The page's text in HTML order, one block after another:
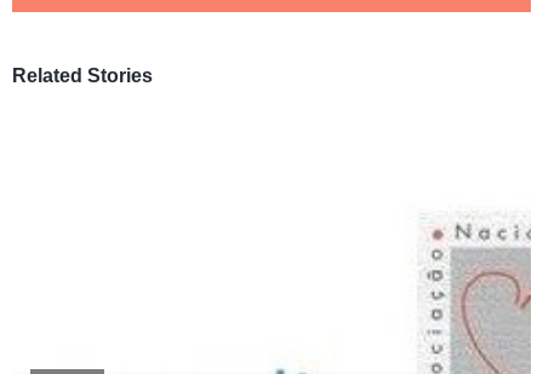
Related Stories